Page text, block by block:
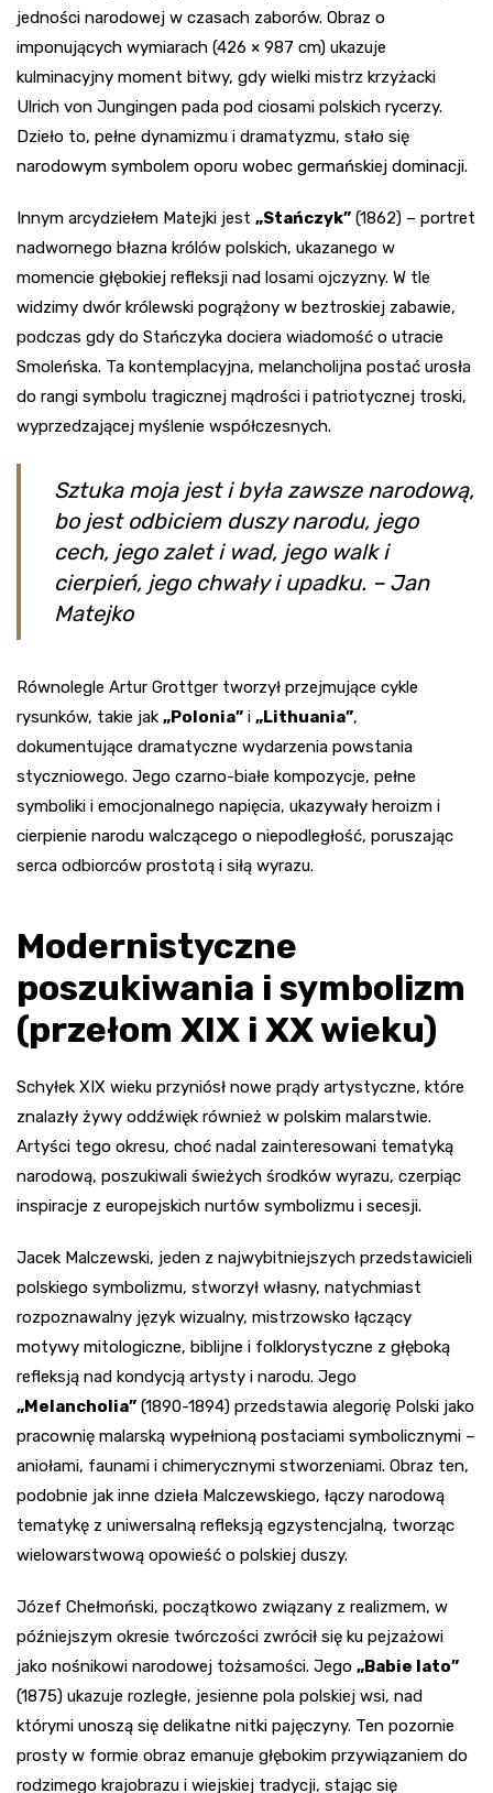
jedności narodowej w czasach zaborów. Obraz o
imponujących wymiarach (426 × 987 cm) ukazuje
kulminacyjny moment bitwy, gdy wielki mistrz krzyżacki
Ulrich von Jungingen pada pod ciosami polskich rycerzy.
Dzieło to, pełne dynamizmu i dramatyzmu, stało się
narodowym symbolem oporu wobec germańskiej dominacji.
Innym arcydziełem Matejki jest „Stańczyk” (1862) – portret
nadwornego błazna królów polskich, ukazanego w
momencie głębokiej refleksji nad losami ojczyzny. W tle
widzimy dwór królewski pogrążony w beztroskiej zabawie,
podczas gdy do Stańczyka dociera wiadomość o utracie
Smoleńska. Ta kontemplacyjna, melancholijna postać urosła
do rangi symbolu tragicznej mądrości i patriotycznej troski,
wyprzedzającej myślenie współczesnych.
Sztuka moja jest i była zawsze narodową,
bo jest odbiciem duszy narodu, jego
cech, jego zalet i wad, jego walk i
cierpień, jego chwały i upadku. – Jan
Matejko
Równolegle Artur Grottger tworzył przejmujące cykle
rysunków, takie jak „Polonia” i „Lithuania”,
dokumentujące dramatyczne wydarzenia powstania
styczniowego. Jego czarno-białe kompozycje, pełne
symboliki i emocjonalnego napięcia, ukazywały heroizm i
cierpienie narodu walczącego o niepodległość, poruszając
serca odbiorców prostotą i siłą wyrazu.
Modernistyczne
poszukiwania i symbolizm
(przełom XIX i XX wieku)
Schyłek XIX wieku przyniósł nowe prądy artystyczne, które
znalazły żywy oddźwięk również w polskim malarstwie.
Artyści tego okresu, choć nadal zainteresowani tematyką
narodową, poszukiwali świeżych środków wyrazu, czerpiąc
inspiracje z europejskich nurtów symbolizmu i secesji.
Jacek Malczewski, jeden z najwybitniejszych przedstawicieli
polskiego symbolizmu, stworzył własny, natychmiast
rozpoznawalny język wizualny, mistrzowsko łączący
motywy mitologiczne, biblijne i folklorystyczne z głęboką
refleksją nad kondycją artysty i narodu. Jego
„Melancholia” (1890-1894) przedstawia alegorię Polski jako
pracownię malarską wypełnioną postaciami symbolicznymi –
aniołami, faunami i chimerycznymi stworzeniami. Obraz ten,
podobnie jak inne dzieła Malczewskiego, łączy narodową
tematykę z uniwersalną refleksją egzystencjalną, tworząc
wielowarstwową opowieść o polskiej duszy.
Józef Chełmoński, początkowo związany z realizmem, w
późniejszym okresie twórczości zwrócił się ku pejzażowi
jako nośnikowi narodowej tożsamości. Jego „Babie lato”
(1875) ukazuje rozległe, jesienne pola polskiej wsi, nad
którymi unoszą się delikatne nitki pajęczyny. Ten pozornie
prosty w formie obraz emanuje głębokim przywiązaniem do
rodzimego krajobrazu i wiejskiej tradycji, stając się